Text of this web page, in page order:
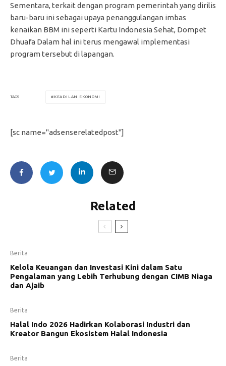
Sementara, terkait dengan program pemerintah yang dirilis
baru-baru ini sebagai upaya penanggulangan imbas
kenaikan BBM ini seperti Kartu Indonesia Sehat, Dompet
Dhuafa Dalam hal ini terus mengawal implementasi
program tersebut di lapangan.
TAGS KEADILAN EKONOMI
[sc name="adsenserelatedpost"]
Related
Berita
Kelola Keuangan dan Investasi Kini dalam Satu
Pengalaman yang Lebih Terhubung dengan CIMB Niaga
dan Ajaib
Berita
Halal Indo 2026 Hadirkan Kolaborasi Industri dan
Kreator Bangun Ekosistem Halal Indonesia
Berita